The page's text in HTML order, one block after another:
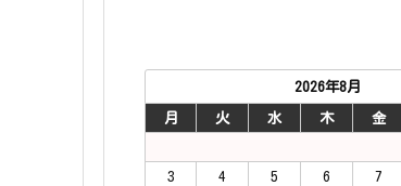
2026年8月
月 火 水 木 金
3
4 5 6 7